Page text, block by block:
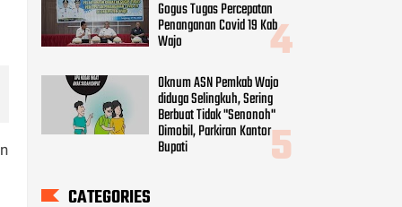
Gogus Tugas Percepatan
Penanganan Covid 19 Kab
Wajo
Oknum ASN Pemkab Wajo
diduga Selingkuh, Sering
Berbuat Tidak "Senonoh"
Dimobil, Parkiran Kantor
Bupati
CATEGORIES